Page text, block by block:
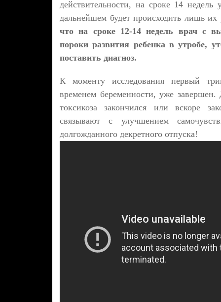
действительности, на сроке 14
дальнейшем будет происходить лишь
что на сроке 12-14 недель врач с
пороки развития ребенка в утробе,
поставить диагноз.
К моменту исследования первый
временем беременности, уже
токсикоза закончился или вскоре
связывают с улучшением
долгожданного декретного отпуска!